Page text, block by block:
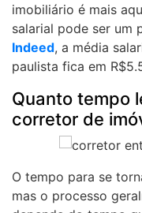
imobiliário é mais
salarial pode ser um
Indeed, a média
paulista fica em
Quanto tempo
corretor de
O tempo para se
mas o processo